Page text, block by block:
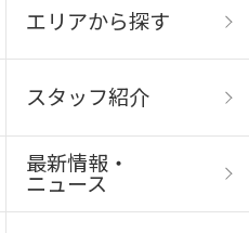
エリアから探す
スタッフ紹介
最新情報・
ニュース